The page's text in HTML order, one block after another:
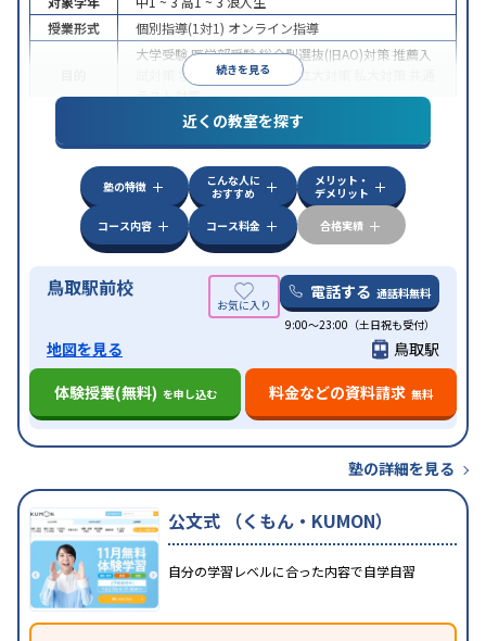
続きを見る
授業形式
個別指導(1対1) オンライン指導
大学受験医学部受験総合型選抜(旧AO)対策推薦入
学校別特化対策 国公立大対策
テスト対策
特徴
中高一貫校生に対応授業の振替可能
オンライン対応1科目から受講可能季節講習の
みの受講可
自習室あり
近くの教室を探す
塾の特徴
こんな人に
おすすめ
メリット・
デメリット
コース内容
コース料金 合格実績
鳥取駅前校 電話する 通話料無料
9:00～23:00（土日祝も受付）
地図を見る
鳥取駅
体験授業(無料) を申し込む 料金などの資料請求 無料
塾の詳細を見る
公文式 （くもん・KUMON）
自分の学習レベルに合った内容で自学自習